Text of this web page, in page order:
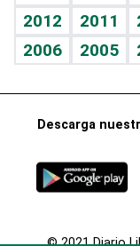
Celebrando la vida
Sin complejos
En pocas palabras
Escuchando al
Economía Personal
2012
2011
2006
2005
Descarga
© 2021 Diario